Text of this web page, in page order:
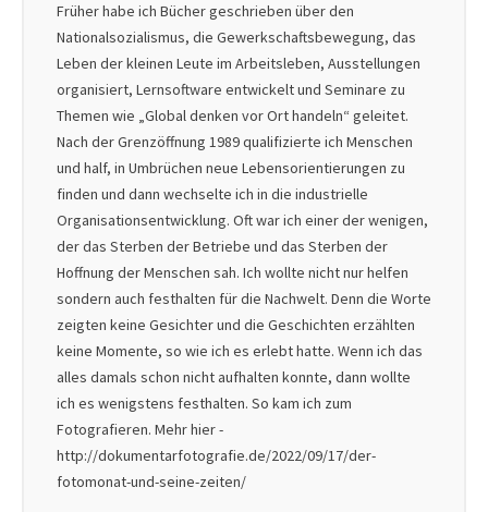
Früher habe ich Bücher geschrieben über den
Nationalsozialismus, die Gewerkschaftsbewegung, das
Leben der kleinen Leute im Arbeitsleben, Ausstellungen
organisiert, Lernsoftware entwickelt und Seminare zu
Themen wie „Global denken vor Ort handeln“ geleitet.
Nach der Grenzöffnung 1989 qualifizierte ich Menschen
und half, in Umbrüchen neue Lebensorientierungen zu
finden und dann wechselte ich in die industrielle
Organisationsentwicklung. Oft war ich einer der wenigen,
der das Sterben der Betriebe und das Sterben der
Hoffnung der Menschen sah. Ich wollte nicht nur helfen
sondern auch festhalten für die Nachwelt. Denn die Worte
zeigten keine Gesichter und die Geschichten erzählten
keine Momente, so wie ich es erlebt hatte. Wenn ich das
alles damals schon nicht aufhalten konnte, dann wollte
ich es wenigstens festhalten. So kam ich zum
Fotografieren. Mehr hier -
http://dokumentarfotografie.de/2022/09/17/der-
fotomonat-und-seine-zeiten/